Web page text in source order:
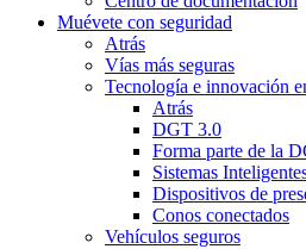
Muévete con seguridad
Atrás
Vías más seguras
Tecnología e innovación
Atrás
DGT 3.0
Forma parte de la
Sistemas
Dispositivos de
Conos conectados
Vehículos seguros